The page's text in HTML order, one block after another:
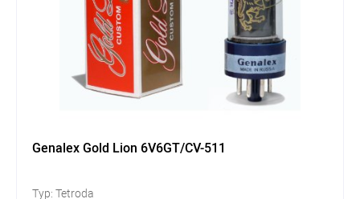
Genalex Gold Lion 6V6GT/CV-511
Typ: Tetroda